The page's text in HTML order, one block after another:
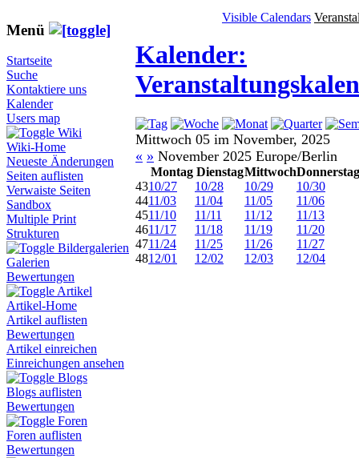
Menü
Startseite
Suche
Kontaktiere uns
Kalender
Users map
Wiki
Wiki-Home
Neueste Änderungen
Seiten auflisten
Verwaiste Seiten
Sandbox
Multiple Print
Strukturen
Bildergalerien
Galerien
Bewertungen
Artikel
Artikel-Home
Artikel auflisten
Bewertungen
Artikel einreichen
Einreichungen ansehen
Blogs
Blogs auflisten
Bewertungen
Foren
Foren auflisten
Bewertungen
Visible Calendars
Kalender:
Mittwoch 05 im November, 2025
« » November 2025 Europe/Berlin
Montag DienstagMittwochDonnerstag
4310/27 10/28 10/29
10/30
4411/03 11/04 11/05
11/06
4511/10 11/11 11/12
11/13
4611/17 11/18 11/19
11/20
4711/24 11/25 11/26
11/27
4812/01 12/02 12/03 12/04